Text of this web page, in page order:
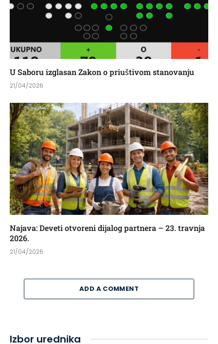
U Saboru izglasan Zakon o priuštivom stanovanju
21/04/2026
Najava: Deveti otvoreni dijalog partnera – 23. travnja
2026.
21/04/2026
ADD A COMMENT
Izbor urednika